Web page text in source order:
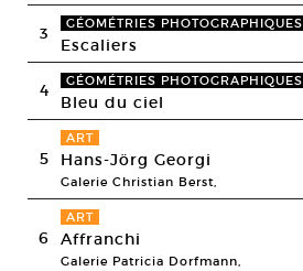
3 GÉOMÉTRIES PHOTOGRAPHIQUES
Escaliers
4 GÉOMÉTRIES PHOTOGRAPHIQUES
Bleu du ciel
5
ART
Hans-Jörg Georgi
Galerie Christian Berst,
6
ART
Affranchi
Galerie Patricia Dorfmann,